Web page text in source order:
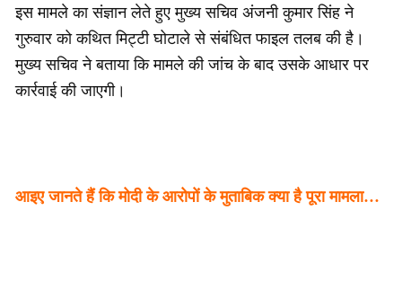
इस मामले का संज्ञान लेते हुए मुख्‍य सचिव अंजनी कुमार सिंह ने
गुरुवार को कथित मिट्टी घोटाले से संबंधित फाइल तलब की है।
मुख्‍य सचिव ने बताया कि मामले की जांच के बाद उसके आधार पर
कार्रवाई की जाएगी।
आइए जानते हैं कि मोदी के आरोपों के मुताबिक क्या है पूरा मामला…